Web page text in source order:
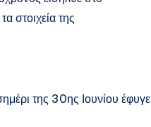
στοιχεία της
της 30ης Ιουνίου έφυγε